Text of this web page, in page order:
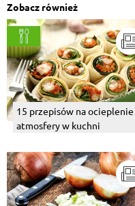
Zobacz również
15 przepisów na ocieplenie
atmosfery w kuchni